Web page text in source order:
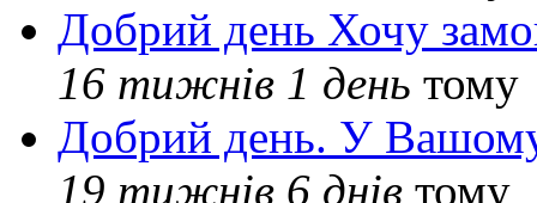
Добрий день Хочу
16 тижнів 1 день тому
Добрий день. У Вашому
19 тижнів 6 днів тому